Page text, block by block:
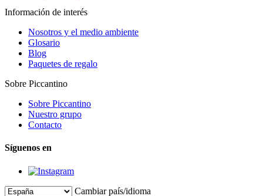
Información de interés
Nosotros y el medio ambiente
Glosario
Blog
Paquetes de regalo
Sobre Piccantino
Sobre Piccantino
Nuestro grupo
Contacto
Síguenos en
Cambiar país/idioma